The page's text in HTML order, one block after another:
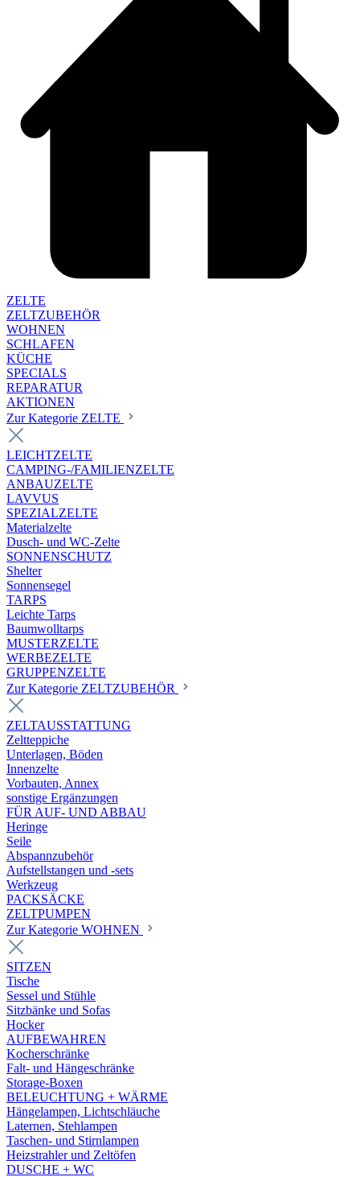
ZELTE
ZELTZUBEHÖR
WOHNEN
SCHLAFEN
KÜCHE
SPECIALS
REPARATUR
AKTIONEN
Zur Kategorie ZELTE
LEICHTZELTE
CAMPING-/FAMILIENZELTE
ANBAUZELTE
LAVVUS
SPEZIALZELTE
Materialzelte
Dusch- und WC-Zelte
SONNENSCHUTZ
Shelter
Sonnensegel
TARPS
Leichte Tarps
Baumwolltarps
MUSTERZELTE
WERBEZELTE
GRUPPENZELTE
Zur Kategorie ZELTZUBEHÖR
ZELTAUSSTATTUNG
Zeltteppiche
Unterlagen, Böden
Innenzelte
Vorbauten, Annex
sonstige Ergänzungen
FÜR AUF- UND ABBAU
Heringe
Seile
Abspannzubehör
Aufstellstangen und -sets
Werkzeug
PACKSÄCKE
ZELTPUMPEN
Zur Kategorie WOHNEN
SITZEN
Tische
Sessel und Stühle
Sitzbänke und Sofas
Hocker
AUFBEWAHREN
Kocherschränke
Falt- und Hängeschränke
Storage-Boxen
BELEUCHTUNG + WÄRME
Hängelampen, Lichtschläuche
Laternen, Stehlampen
Taschen- und Stirnlampen
Heizstrahler und Zeltöfen
DUSCHE + WC